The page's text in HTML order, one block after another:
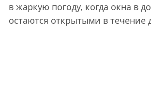
в жаркую погоду, когда окна в
остаются открытыми в течение